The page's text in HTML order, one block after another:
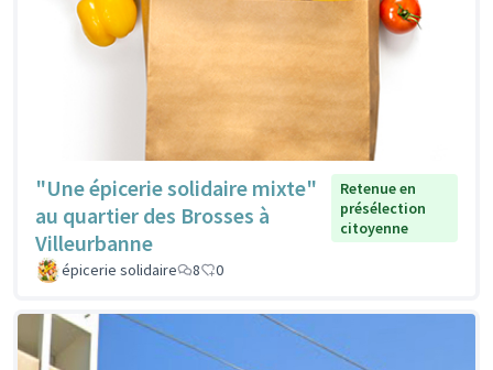
"Une épicerie solidaire mixte"
au quartier des Brosses à
Villeurbanne
Retenue en
présélection
citoyenne
épicerie solidaire 8 0